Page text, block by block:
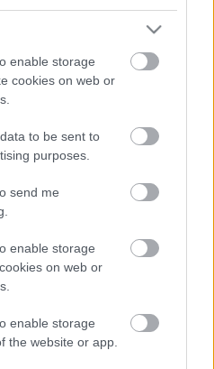
enable storage
cookies on web or
to be sent to
purposes.
send me
enable storage
on web or
enable storage
the website or app.
madárodúk
beszerzéséhez